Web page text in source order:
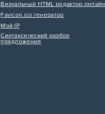
Визуальный HTML редактор онлайн
Favicon.ico генератор
Мой IP
Синтаксический разбор
предложения